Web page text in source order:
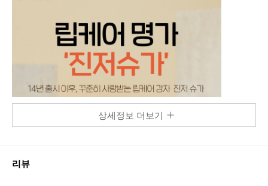
상세정보 더보기
리뷰